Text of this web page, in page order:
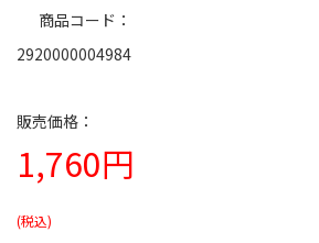
1,760円
商品コード
2920000004984